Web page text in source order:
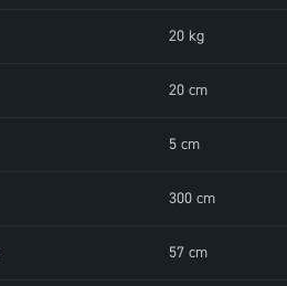
20 kg
20 cm
5 cm
300 cm
57 cm